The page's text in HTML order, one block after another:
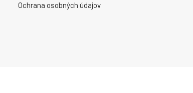
Ochrana osobných údajov